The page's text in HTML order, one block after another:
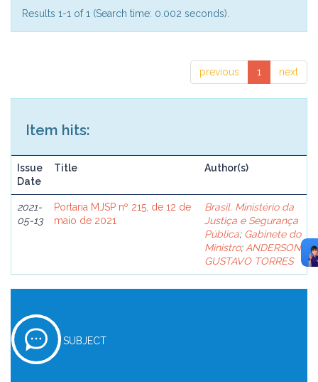
Results 1-1 of 1 (Search time: 0.002 seconds).
previous 1 next
Item hits:
Issue
Date
Title Author(s)
2021-
05-13
Portaria MJSP nº 215, de 12 de
maio de 2021
Brasil. Ministério da
Justiça e Segurança
Pública; Gabinete do
Ministro; ANDERSON
GUSTAVO TORRES
SUBJECT